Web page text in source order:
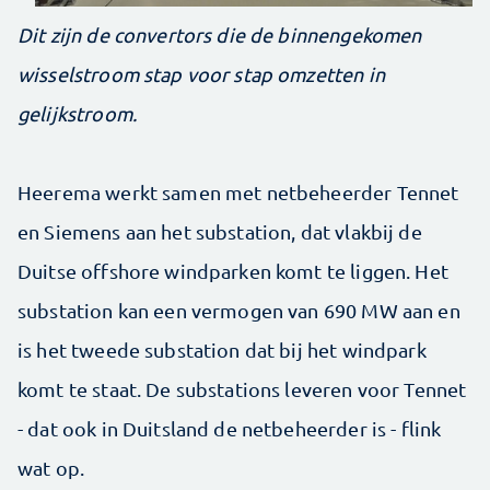
Dit zijn de convertors die de binnengekomen
wisselstroom stap voor stap omzetten in
gelijkstroom.
Heerema werkt samen met netbeheerder Tennet
en Siemens aan het substation, dat vlakbij de
Duitse offshore windparken komt te liggen. Het
substation kan een vermogen van 690 MW aan en
is het tweede substation dat bij het windpark
komt te staat. De substations leveren voor Tennet
- dat ook in Duitsland de netbeheerder is - flink
wat op.